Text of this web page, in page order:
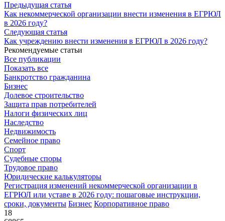
Предыдущая статья
Как некоммерческой организации внести изменения в ЕГРЮЛ
в 2026 году?
Следующая статья
Как учреждению внести изменения в ЕГРЮЛ в 2026 году?
Рекомендуемые статьи
Все публикации
Показать все
Банкротство гражданина
Бизнес
Долевое строительство
Защита прав потребителей
Налоги физических лиц
Наследство
Недвижимость
Семейное право
Спорт
Судебные споры
Трудовое право
Юридические калькуляторы
Регистрация изменений некоммерческой организации в
ЕГРЮЛ или уставе в 2026 году: пошаговые инструкции,
сроки, документы Бизнес Корпоративное право
18